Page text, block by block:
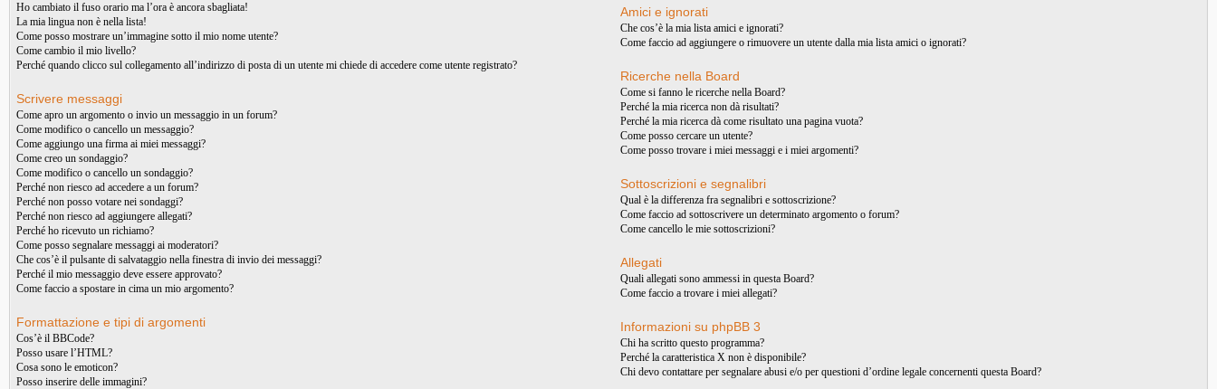
Ho cambiato il fuso orario ma l’ora è ancora sbagliata!
La mia lingua non è nella lista!
Come posso mostrare un’immagine sotto il mio nome utente?
Come cambio il mio livello?
Perché quando clicco sul collegamento all’indirizzo di posta di un utente mi chiede di accedere come utente registrato?
Scrivere messaggi
Come apro un argomento o invio un messaggio in un forum?
Come modifico o cancello un messaggio?
Come aggiungo una firma ai miei messaggi?
Come creo un sondaggio?
Come modifico o cancello un sondaggio?
Perché non riesco ad accedere a un forum?
Perché non posso votare nei sondaggi?
Perché non riesco ad aggiungere allegati?
Perché ho ricevuto un richiamo?
Come posso segnalare messaggi ai moderatori?
Che cos’è il pulsante di salvataggio nella finestra di invio dei messaggi?
Perché il mio messaggio deve essere approvato?
Come faccio a spostare in cima un mio argomento?
Formattazione e tipi di argomenti
Cos’è il BBCode?
Posso usare l’HTML?
Cosa sono le emoticon?
Posso inserire delle immagini?
Amici e ignorati
Che cos’è la mia lista amici e ignorati?
Come faccio ad aggiungere o rimuovere un utente dalla mia lista amici o ignorati?
Ricerche nella Board
Come si fanno le ricerche nella Board?
Perché la mia ricerca non dà risultati?
Perché la mia ricerca dà come risultato una pagina vuota?
Come posso cercare un utente?
Come posso trovare i miei messaggi e i miei argomenti?
Sottoscrizioni e segnalibri
Qual è la differenza fra segnalibri e sottoscrizione?
Come faccio ad sottoscrivere un determinato argomento o forum?
Come cancello le mie sottoscrizioni?
Allegati
Quali allegati sono ammessi in questa Board?
Come faccio a trovare i miei allegati?
Informazioni su phpBB 3
Chi ha scritto questo programma?
Perché la caratteristica X non è disponibile?
Chi devo contattare per segnalare abusi e/o per questioni d’ordine legale concernenti questa Board?